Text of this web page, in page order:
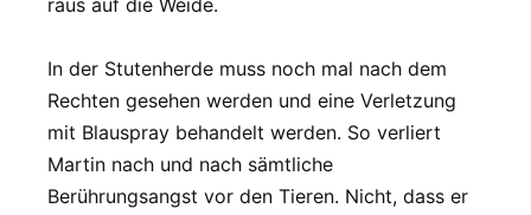
raus auf die Weide.
In der Stutenherde muss noch mal nach dem
Rechten gesehen werden und eine Verletzung
mit Blauspray behandelt werden. So verliert
Martin nach und nach sämtliche
Berührungsangst vor den Tieren. Nicht, dass er